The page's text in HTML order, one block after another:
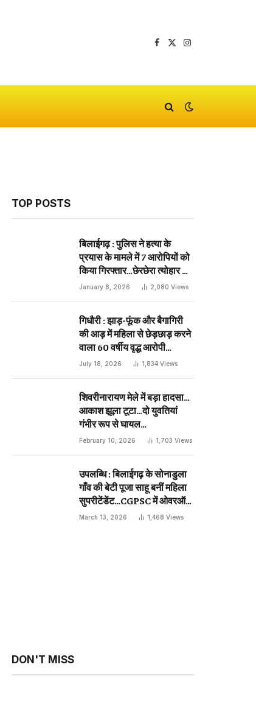
Facebook
X
Instagram
TOP POSTS
बिलाईगढ़ : पुलिस ने हत्या के
प्रयास के मामले में 7 आरोपियों को
किया गिरफ्तार…छेरछेरा त्योहार के
दिन प्राणघातक हमले को दिया था
January 8, 2026 2,080 Views
गिधौरी : झाड़-फूंक और बैगागिरी
की आड़ में महिला से छेड़छाड़ करने
वाला 60 वर्षीय वृद्ध आरोपी
गिरफ्तार…
July 18, 2026 1,834 Views
शिवरीनारायण मेले में बड़ा हादसा…
आकाश झूला टूटा…दो युवतियां
गंभीर रूप से घायल…
February 10, 2026 1,703 Views
उपलब्धि : बिलाईगढ़ के सोनाडुला
गाँव की बेटी पूजा साहू बनीं महिला
सुपरीटेंडेंट…CGPSC में ओवरऑल
19 वीं रैंक…
March 13, 2026 1,468 Views
DON'T MISS